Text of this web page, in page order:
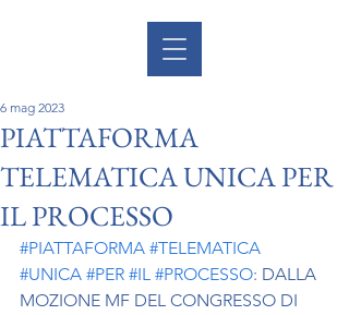
PIATTAFORMA
TELEMATICA UNICA PER
IL PROCESSO
6 mag 2023
#PIATTAFORMA #TELEMATICA
#UNICA #PER #IL #PROCESSO: DALLA
MOZIONE MF DEL CONGRESSO DI